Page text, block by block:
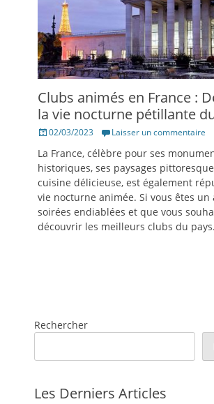
Clubs animés en France :
la vie nocturne pétillante
Posté02/03/2023 Laisser un commentaire
La France, célèbre pour ses
historiques, ses paysages
cuisine délicieuse, est également
vie nocturne animée. Si vous êtes un
soirées endiablées et que vous
découvrir les meilleurs clubs du pays.
Rechercher
Les Derniers Articles